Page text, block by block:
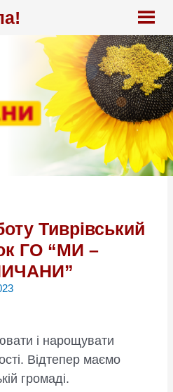
Тиврівський
ГО “МИ –
і нарощувати
Відтепер маємо
громаді.